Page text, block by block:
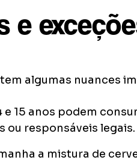
e
algumas nuances
15 anos podem
ou responsáveis legais.
a mistura de